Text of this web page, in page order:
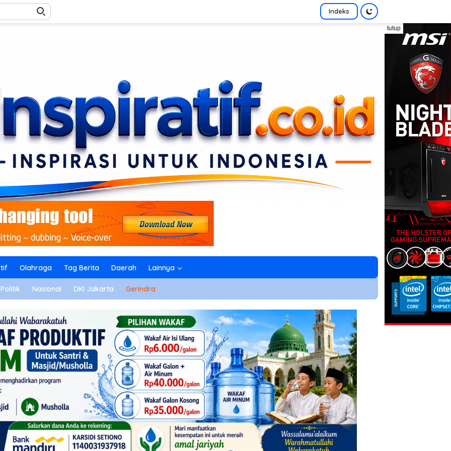
Indeks
tutup
Olahraga Tag Berita Daerah Lainnya
Politik Nasional DKI Jakarta Gerindra